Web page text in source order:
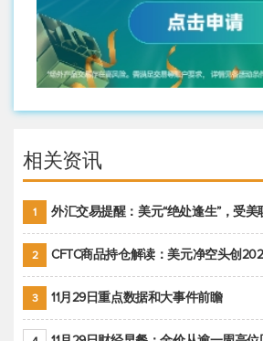
相关资讯
1 外汇交易提醒：美元“绝处逢生”，受
2 CFTC商品持仓解读：美元净空头创2021年7月以来最大
3 11月29日重点数据和大事件前瞻